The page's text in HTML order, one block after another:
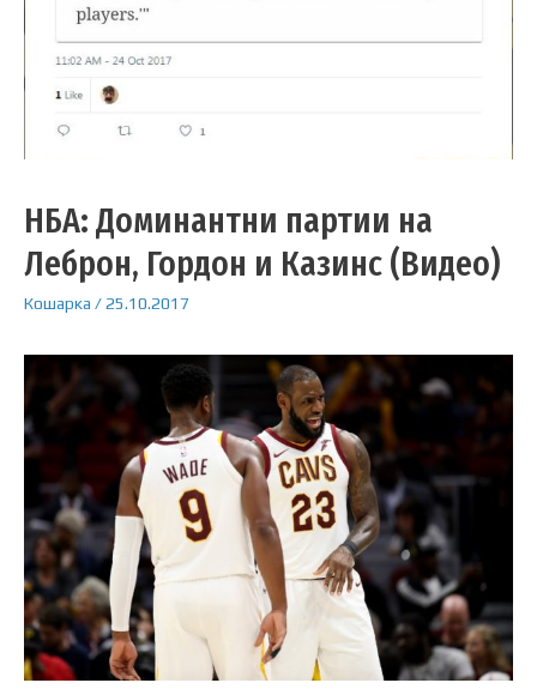
НБА: Доминантни партии на
Леброн, Гордон и Казинс (Видео)
Кошарка /25.10.2017